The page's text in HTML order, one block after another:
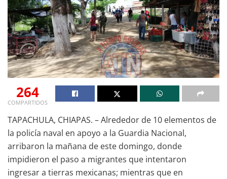
264
COMPARTIDOS
TAPACHULA, CHIAPAS. – Alrededor de 10 elementos de
la policía naval en apoyo a la Guardia Nacional,
arribaron la mañana de este domingo, donde
impidieron el paso a migrantes que intentaron
ingresar a tierras mexicanas; mientras que en